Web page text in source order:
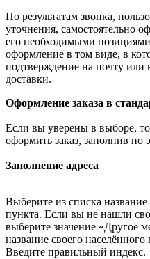
По результатам звонка,
уточнения, самостоятельно
его необходимыми
оформление в том виде, в
подтверждение на почту
доставки.
Оформление заказа в
Если вы уверены в выборе,
оформить заказ, заполнив по
Заполнение адреса
Выберите из списка
пункта. Если вы не нашли
выберите значение «Другое
название своего
Введите правильный индекс.